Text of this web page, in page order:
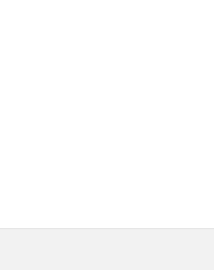
Accesorii Auto